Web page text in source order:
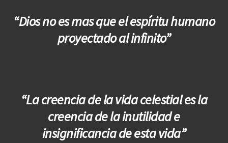
“Dios no es mas que el espíritu humano
proyectado al infinito”
“La creencia de la vida celestial es la
creencia de la inutilidad e
insignificancia de esta vida”